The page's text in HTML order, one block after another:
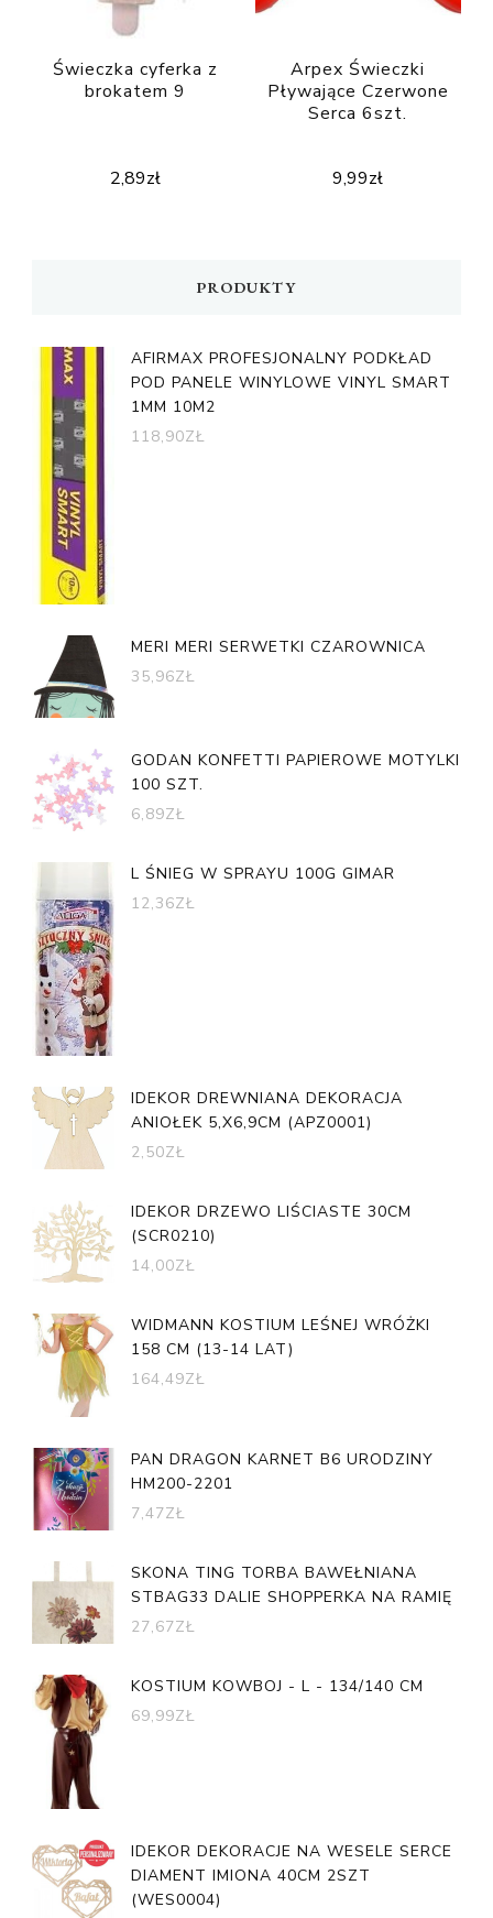
Świeczka cyferka z
brokatem 9
2,89zł
Arpex Świeczki
Pływające Czerwone
Serca 6szt.
9,99zł
PRODUKTY
AFIRMAX PROFESJONALNY PODKŁAD
POD PANELE WINYLOWE VINYL SMART
1MM 10M2
118,90ZŁ
MERI MERI SERWETKI CZAROWNICA
35,96ZŁ
GODAN KONFETTI PAPIEROWE MOTYLKI
100 SZT.
6,89ZŁ
L ŚNIEG W SPRAYU 100G GIMAR
12,36ZŁ
IDEKOR DREWNIANA DEKORACJA
ANIOŁEK 5,X6,9CM (APZ0001)
2,50ZŁ
IDEKOR DRZEWO LIŚCIASTE 30CM
(SCR0210)
14,00ZŁ
WIDMANN KOSTIUM LEŚNEJ WRÓŻKI
158 CM (13-14 LAT)
164,49ZŁ
PAN DRAGON KARNET B6 URODZINY
HM200-2201
7,47ZŁ
SKONA TING TORBA BAWEŁNIANA
STBAG33 DALIE SHOPPERKA NA RAMIĘ
27,67ZŁ
KOSTIUM KOWBOJ - L - 134/140 CM
69,99ZŁ
IDEKOR DEKORACJE NA WESELE SERCE
DIAMENT IMIONA 40CM 2SZT
(WES0004)